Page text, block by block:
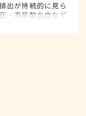
出が持続的に見ら
・高尿酸血症など
一領域です。